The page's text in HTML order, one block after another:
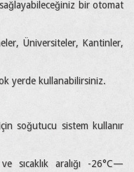
bir otomat
Üniversiteler, Kantinler,
yerde kullanabilirsiniz.
soğutucu sistem kullanır
sıcaklık aralığı -26°C—